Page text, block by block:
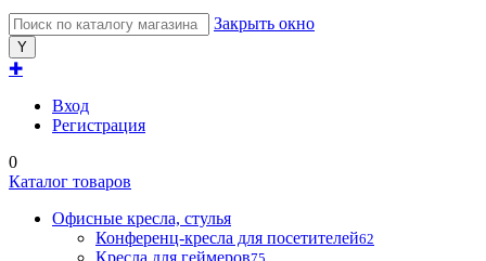
Закрыть окно
✚
Вход
Регистрация
0
Каталог товаров
Офисные кресла, стулья
Конференц-кресла для посетителей62
Кресла для геймеров